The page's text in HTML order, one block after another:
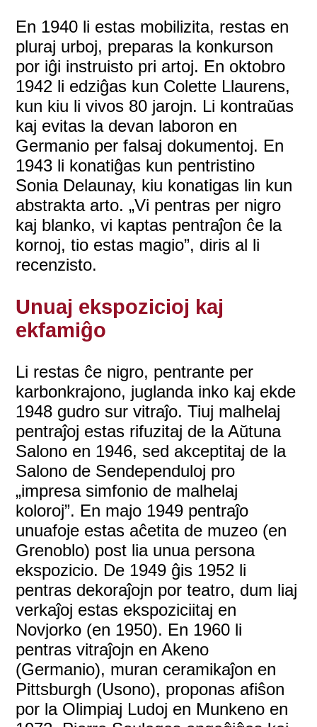
En 1940 li estas mobilizita, restas en
pluraj urboj, preparas la konkurson
por iĝi instruisto pri artoj. En oktobro
1942 li edziĝas kun Colette Llaurens,
kun kiu li vivos 80 jarojn. Li kontraŭas
kaj evitas la devan laboron en
Germanio per falsaj dokumentoj. En
1943 li konatiĝas kun pentristino
Sonia Delaunay, kiu konatigas lin kun
abstrakta arto. „Vi pentras per nigro
kaj blanko, vi kaptas pentraĵon ĉe la
kornoj, tio estas magio”, diris al li
recenzisto.
Unuaj ekspozicioj kaj
ekfamiĝo
Li restas ĉe nigro, pentrante per
karbonkrajono, juglanda inko kaj ekde
1948 gudro sur vitraĵo. Tiuj malhelaj
pentraĵoj estas rifuzitaj de la Aŭtuna
Salono en 1946, sed akceptitaj de la
Salono de Sendependuloj pro
„impresa simfonio de malhelaj
koloroj”. En majo 1949 pentraĵo
unuafoje estas aĉetita de muzeo (en
Grenoblo) post lia unua persona
ekspozicio. De 1949 ĝis 1952 li
pentras dekoraĵojn por teatro, dum liaj
verkaĵoj estas ekspoziciitaj en
Novjorko (en 1950). En 1960 li
pentras vitraĵojn en Akeno
(Germanio), muran ceramikaĵon en
Pittsburgh (Usono), proponas afiŝon
por la Olimpiaj Ludoj en Munkeno en